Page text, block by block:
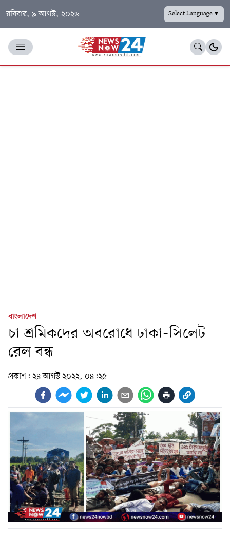
রবিবার, ৯ আগস্ট, ২০২৬ Select Language▼
বাংলাদেশ
চা শ্রমিকদের অবরোধে ঢাকা-সিলেট
রেল বন্ধ
প্রকাশ: ২৪ আগস্ট ২০২২, ০৪:২৫